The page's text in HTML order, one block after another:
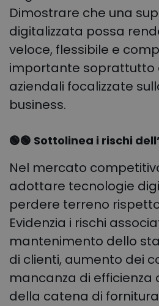
Dimostrare che una
digitalizzata possa
veloce, flessibile e
importante soprattutto
aziendali focalizzate
business.
🟢🟢 Sottolinea i rischi
Nel mercato
adottare tecnologie
perdere terreno
Evidenzia i rischi
mantenimento dello
di clienti, aumento dei
mancanza di efficienza
della catena di